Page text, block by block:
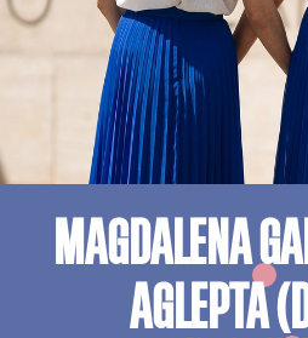
MAGDALENA
AGLEPTA